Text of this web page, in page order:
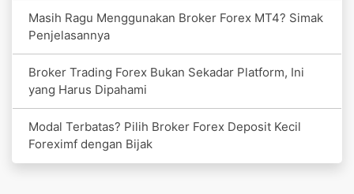
Masih Ragu Menggunakan Broker Forex MT4? Simak
Penjelasannya
Broker Trading Forex Bukan Sekadar Platform, Ini
yang Harus Dipahami
Modal Terbatas? Pilih Broker Forex Deposit Kecil
Foreximf dengan Bijak